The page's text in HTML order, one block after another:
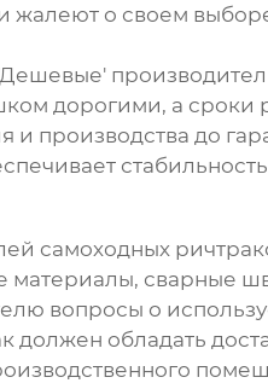
жалеют о своем
дорогими, а
производства до
самоходных
материалы, сварные
вопросы о
должен обладать